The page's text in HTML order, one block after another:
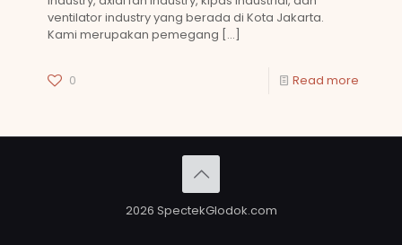
ventilator industry yang berada di Kota Jakarta.
Kami merupakan pemegang […]
0 Read more
2026 SpectekGlodok.com